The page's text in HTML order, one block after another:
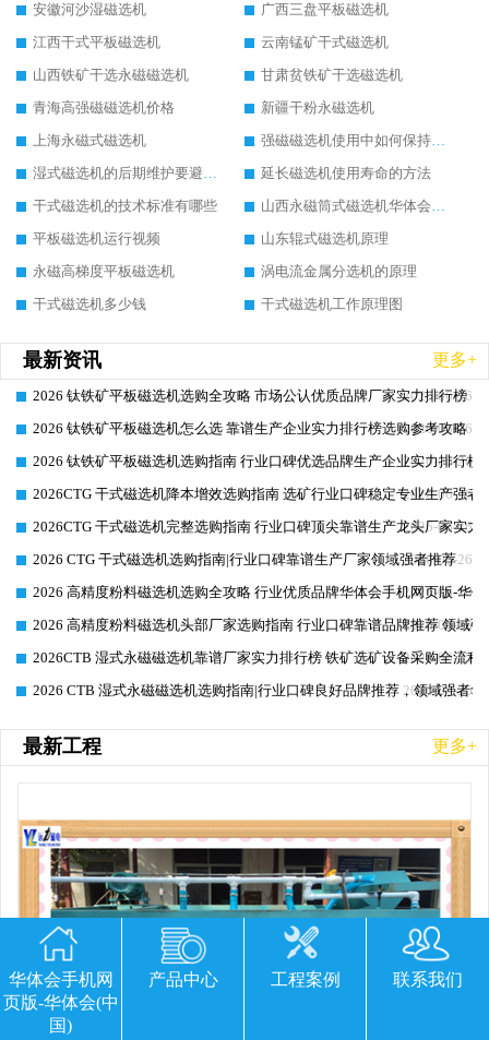
安徽河沙湿磁选机
广西三盘平板磁选机
江西干式平板磁选机
云南锰矿干式磁选机
山西铁矿干选永磁磁选机
甘肃贫铁矿干选磁选机
青海高强磁磁选机价格
新疆干粉永磁选机
上海永磁式磁选机
强磁磁选机使用中如何保持其顺畅运行
湿式磁选机的后期维护要避开哪些坑
延长磁选机使用寿命的方法
干式磁选机的技术标准有哪些
山西永磁筒式磁选机华体会手机网页版-华体会(中国)
平板磁选机运行视频
山东辊式磁选机原理
永磁高梯度平板磁选机
涡电流金属分选机的原理
干式磁选机多少钱
干式磁选机工作原理图
最新资讯 更多+
2026-06-26
2026 钛铁矿平板磁选机选购全攻略 市场公认优质品牌厂家实力排行榜
2026-06-26
2026 钛铁矿平板磁选机怎么选 靠谱生产企业实力排行榜选购参考攻略
2026-06-26
2026 钛铁矿平板磁选机选购指南 行业口碑优选品牌生产企业实力排行榜
2026-06-26
2026CTG 干式磁选机降本增效选购指南 选矿行业口碑稳定专业生产强者
2026-06-26
2026CTG 干式磁选机完整选购指南 行业口碑顶尖靠谱生产龙头厂家实力
2026-06-26
2026 CTG 干式磁选机选购指南|行业口碑靠谱生产厂家领域强者推荐
2026-06-26
2026 高精度粉料磁选机选购全攻略 行业优质品牌华体会手机网页版-华
2026-06-26
2026 高精度粉料磁选机头部厂家选购指南 行业口碑靠谱品牌推荐 领域
2026-06-25
2026CTB 湿式永磁磁选机靠谱厂家实力排行榜 铁矿选矿设备采购全流程
2026-06-25
2026 CTB 湿式永磁磁选机选购指南|行业口碑良好品牌推荐，领域强者
最新工程 更多+
华体会手机网
页版-华体会(中
国)
产品中心 工程案例 联系我们